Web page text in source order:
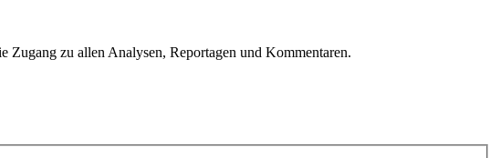
Zugang zu allen Analysen, Reportagen und Kommentaren.